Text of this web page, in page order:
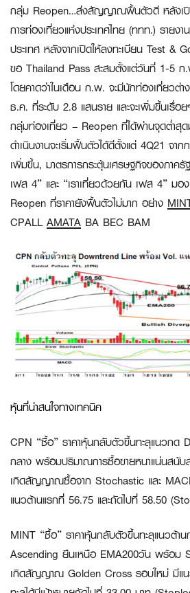
กลุ่ม Reopen…ส่งสัญญาณฟื้นตัวดี หลังเปิ
การท่องเที่ยวแห่งประเทศไทย (ททท.) รายงา
ประเทศ หลังจากเปิดให้ลงทะเบียน Test &
ขอ Thailand Pass สะสมตั้งแต่วันที่ 1-5
โดยคาดว่าในเดือน ก.พ. จะมีนักท่องเที่ยวต่า
ธ.ค. ที่ระดับ 2.8 แสนราย และจะเพิ่มขึ้นเ
กลุ่มท่องเที่ยว – Reopen ที่ได้ผ่านจุดต่ำสุด
ดำเนินงานจะเริ่มฟื้นตัวได้ดีตั้งแต่ 4Q21 จาก
เพิ่มขึ้น, มาตรการกระตุ้นเศรษฐกิจของภาครั
เฟส 4” และ “เราเที่ยวด้วยกัน เฟส 4” ม
Reopen ที่ราคายังฟื้นตัวไม่มาก อย่าง
CPALLAMATA BA BEC BAM
หุ้นที่น่าสนใจทางเทคนิค
CPN “ซื้อ” ราคาหุ้นกลับตัวขึ้นทะลุแนวกด
กลาง พร้อมปริมาณการซื้อขายหนาแน่นสนั
เกิดสัญญาณซื้อจาก Stochastic และ
แนวต้านแรกที่ 56.75 และถัดไปที่ 58.50
MINT “ซื้อ” ราคาหุ้นกลับตัวขึ้นทะลุแนวต้า
Ascending ยืนเหนือ EMA200วัน พร้อม
เกิดสัญญาณ Golden Cross รอบใหม่ มีแ